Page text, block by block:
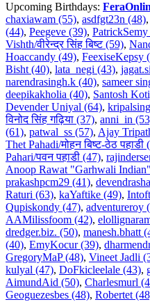
Upcoming Birthdays:
chaxiawam (55), asdfgt23n (48),
(44), Peegeve (39),
Vishth/वीरेन्द्र सिंह बिष्ट (59),
Hoaccandy (49), FeexiseKepsy
Bisht (40), lata_negi (43),
narendrasingh.k (40), sameer
deepikakholia (40), Santosh
Devender Uniyal (64),
विनोद सिंह गढ़िया (37), anni_in
(61), patwal_ss (57), Ajay
Thet Pahadi/मोहन बिष्ट-ठेठ पहाडी
Pahari/पवन पहाडी (47),
Anoop Rawat "Garhwali
prakashpcm29 (41),
Raturi (63), kaYaftike (49),
Qupiskondy (47), adventureroy
AAMilissfoom (42),
dredger.biz. (50), manesh.bhatt
(40), EmyKocur (39),
GregoryMaP (48), Vineet Jadli
kulyal (47), DoFkicleelale (43),
AimundAid (50), Charlesmurl
Geoguezesbes (48), Robertet